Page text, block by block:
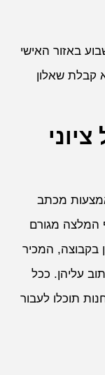
באזור האישי
קבלת שאלון
מכתב
המלצה מגורם
בקבוצה, המכיר
עליהן. ככל
תוכלו לעבור